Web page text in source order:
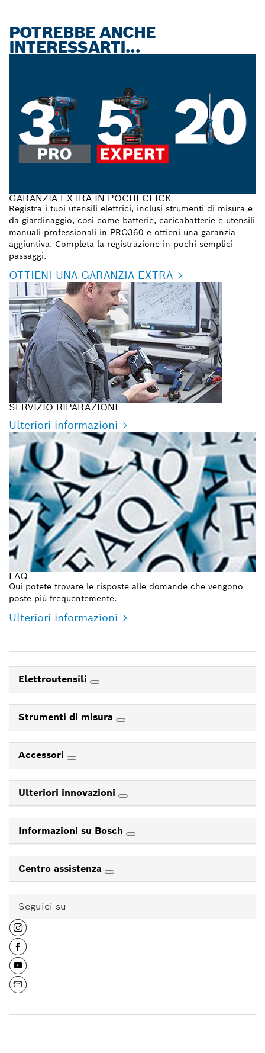
POTREBBE ANCHE
INTERESSARTI...
GARANZIA EXTRA IN POCHI CLICK
Registra i tuoi utensili elettrici, inclusi strumenti di misura e
da giardinaggio, così come batterie, caricabatterie e utensili
manuali professionali in PRO360 e ottieni una garanzia
aggiuntiva. Completa la registrazione in pochi semplici
passaggi.
OTTIENI UNA GARANZIA EXTRA
SERVIZIO RIPARAZIONI
Ulteriori informazioni
FAQ
Qui potete trovare le risposte alle domande che vengono
poste più frequentemente.
Ulteriori informazioni
Elettroutensili
Strumenti di misura
Accessori
Ulteriori innovazioni
Informazioni su Bosch
Centro assistenza
Seguici su